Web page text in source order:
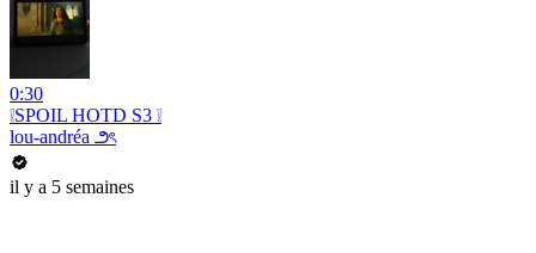
0:30
❕SPOIL HOTD S3 ❕
lou-andréa ౨ৎ
il y a 5 semaines